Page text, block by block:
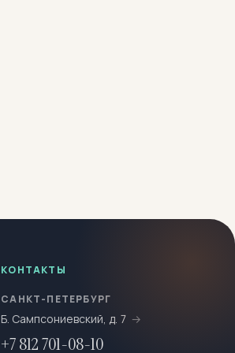
КОНТАКТЫ
САНКТ-ПЕТЕРБУРГ
Б. Сампсониевский, д. 7
+7 812 701-08-10